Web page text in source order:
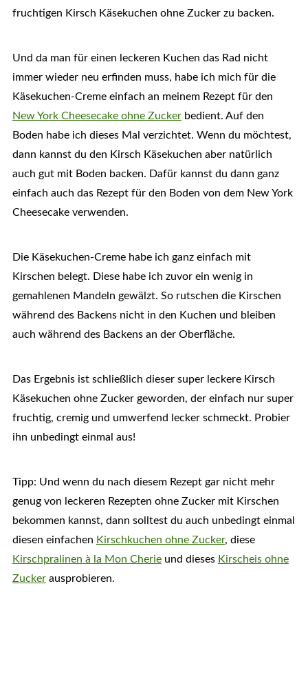
fruchtigen Kirsch Käsekuchen ohne Zucker zu backen.
Und da man für einen leckeren Kuchen das Rad nicht
immer wieder neu erfinden muss, habe ich mich für die
Käsekuchen-Creme einfach an meinem Rezept für den
New York Cheesecake ohne Zuckerbedient. Auf den
Boden habe ich dieses Mal verzichtet. Wenn du möchtest,
dann kannst du den Kirsch Käsekuchen aber natürlich
auch gut mit Boden backen. Dafür kannst du dann ganz
einfach auch das Rezept für den Boden von dem New York
Cheesecake verwenden.
Die Käsekuchen-Creme habe ich ganz einfach mit
Kirschen belegt. Diese habe ich zuvor ein wenig in
gemahlenen Mandeln gewälzt. So rutschen die Kirschen
während des Backens nicht in den Kuchen und bleiben
auch während des Backens an der Oberfläche.
Das Ergebnis ist schließlich dieser super leckere Kirsch
Käsekuchen ohne Zucker geworden, der einfach nur super
fruchtig, cremig und umwerfend lecker schmeckt. Probier
ihn unbedingt einmal aus!
Tipp: Und wenn du nach diesem Rezept gar nicht mehr
genug von leckeren Rezepten ohne Zucker mit Kirschen
bekommen kannst, dann solltest du auch unbedingt einmal
diesen einfachen Kirschkuchen ohne Zucker, diese
Kirschpralinen à la Mon Cherieund dieses Kirscheis ohne
Zuckerausprobieren.